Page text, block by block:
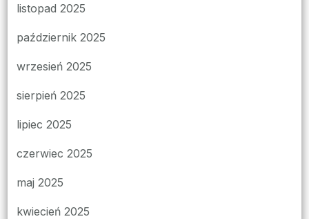
listopad 2025
październik 2025
wrzesień 2025
sierpień 2025
lipiec 2025
czerwiec 2025
maj 2025
kwiecień 2025